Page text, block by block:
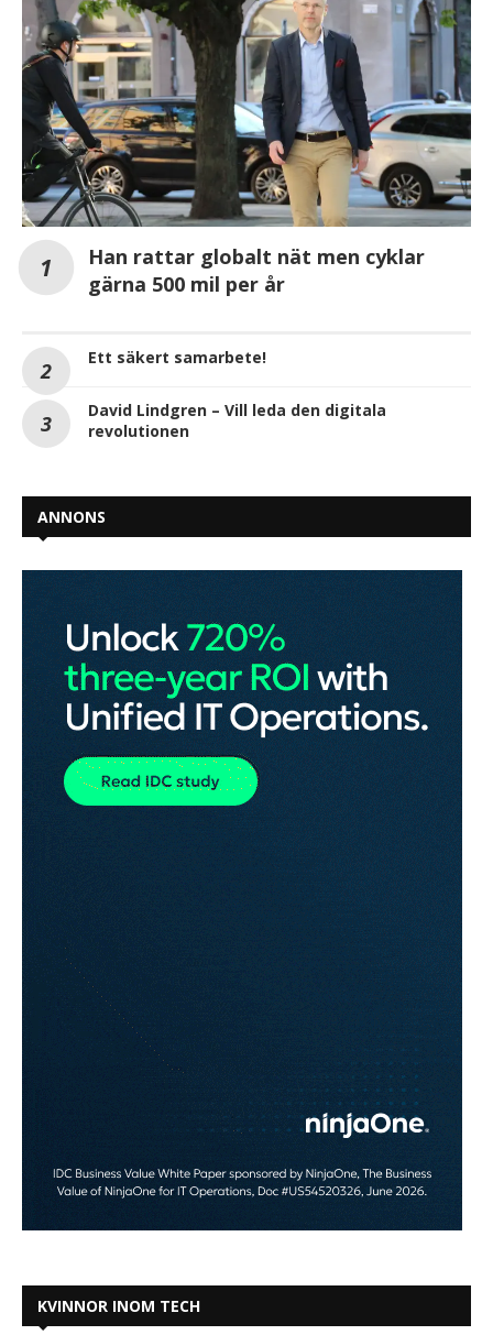
Han rattar globalt nät men cyklar
gärna 500 mil per år
Ett säkert samarbete!
David Lindgren – Vill leda den digitala
revolutionen
ANNONS
KVINNOR INOM TECH